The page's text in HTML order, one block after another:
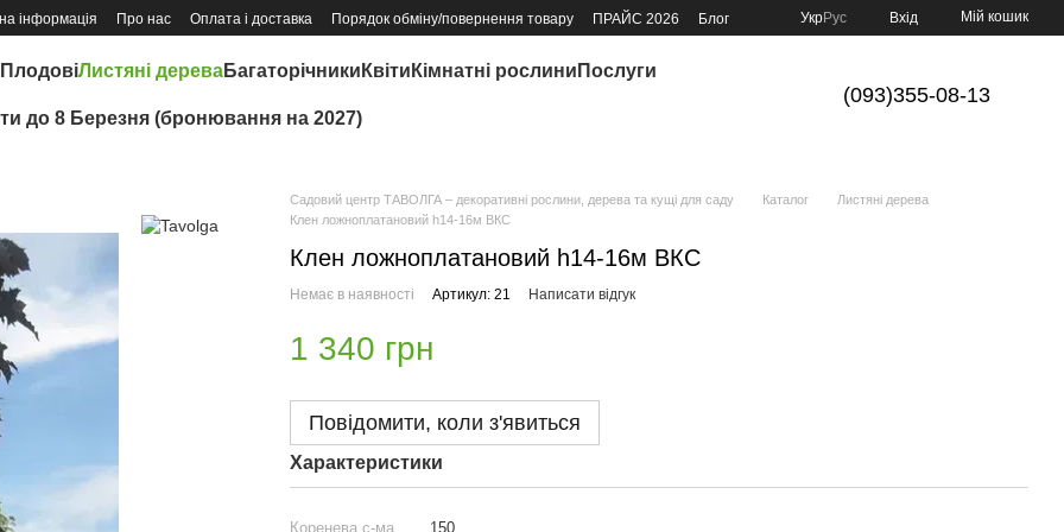
інформація Про нас Оплата і доставка Порядок обміну/повернення товару ПРАЙС 2026
Блог
УкрРус Вхід Мій кошик
ПлодовіЛистяні дереваБагаторічники Квіти Кімнатні рослини Послуги
до 8 Березня (бронювання на 2027)
(093)355-08-13
Садовий центр ТАВОЛГА – декоративні рослини, дерева та кущі для саду Каталог
Листяні дерева
Клен ложноплатановий h14-16м ВКС
Клен ложноплатановий h14-16м ВКС
Немає в наявності Артикул: 21 Написати відгук
1 340 грн
Повідомити, коли з'явиться
Характеристики
Коренева с-ма
150